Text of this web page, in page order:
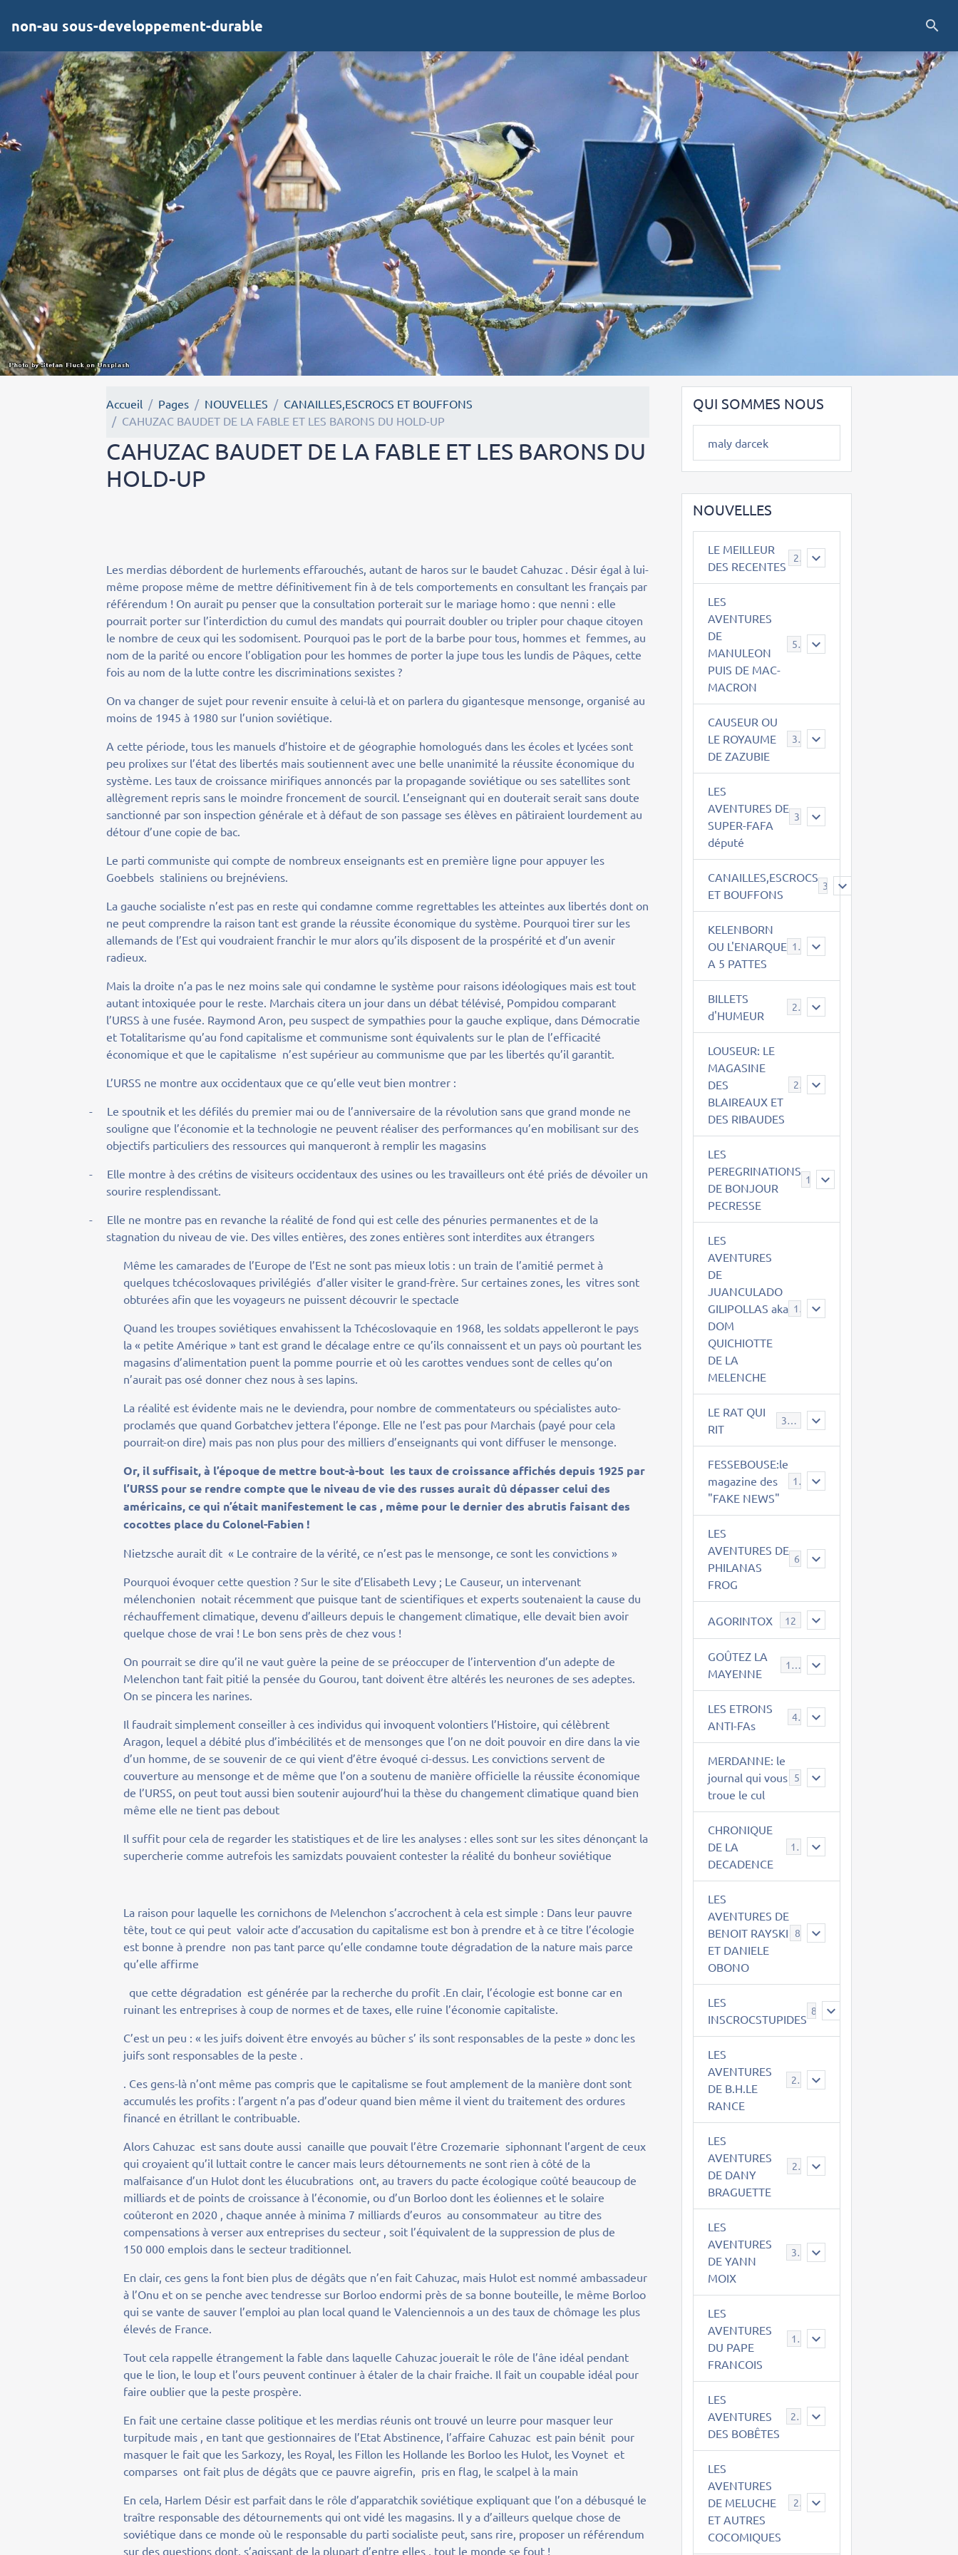
non-au sous-developpement-durable
Accueil Pages NOUVELLES
CANAILLES,ESCROCS ET BOUFFONS
CAHUZAC BAUDET DE LA FABLE ET LES BARONS DU HOLD-UP
CAHUZAC BAUDET DE LA FABLE ET LES BARONS DU
HOLD-UP
Les merdias débordent de hurlements effarouchés, autant de haros sur le baudet Cahuzac . Désir égal à lui-
même propose même de mettre définitivement fin à de tels comportements en consultant les français par
référendum ! On aurait pu penser que la consultation porterait sur le mariage homo : que nenni : elle
pourrait porter sur l’interdiction du cumul des mandats qui pourrait doubler ou tripler pour chaque citoyen
le nombre de ceux qui les sodomisent. Pourquoi pas le port de la barbe pour tous, hommes et femmes, au
nom de la parité ou encore l’obligation pour les hommes de porter la jupe tous les lundis de Pâques, cette
fois au nom de la lutte contre les discriminations sexistes ?
On va changer de sujet pour revenir ensuite à celui-là et on parlera du gigantesque mensonge, organisé au
moins de 1945 à 1980 sur l’union soviétique.
A cette période, tous les manuels d’histoire et de géographie homologués dans les écoles et lycées sont
peu prolixes sur l’état des libertés mais soutiennent avec une belle unanimité la réussite économique du
système. Les taux de croissance mirifiques annoncés par la propagande soviétique ou ses satellites sont
allègrement repris sans le moindre froncement de sourcil. L’enseignant qui en douterait serait sans doute
sanctionné par son inspection générale et à défaut de son passage ses élèves en pâtiraient lourdement au
détour d’une copie de bac.
Le parti communiste qui compte de nombreux enseignants est en première ligne pour appuyer les
Goebbels staliniens ou brejnéviens.
La gauche socialiste n’est pas en reste qui condamne comme regrettables les atteintes aux libertés dont on
ne peut comprendre la raison tant est grande la réussite économique du système. Pourquoi tirer sur les
allemands de l’Est qui voudraient franchir le mur alors qu’ils disposent de la prospérité et d’un avenir
radieux.
Mais la droite n’a pas le nez moins sale qui condamne le système pour raisons idéologiques mais est tout
autant intoxiquée pour le reste. Marchais citera un jour dans un débat télévisé, Pompidou comparant
l’URSS à une fusée. Raymond Aron, peu suspect de sympathies pour la gauche explique, dans Démocratie
et Totalitarisme qu’au fond capitalisme et communisme sont équivalents sur le plan de l’efficacité
économique et que le capitalisme n’est supérieur au communisme que par les libertés qu’il garantit.
L’URSS ne montre aux occidentaux que ce qu’elle veut bien montrer :
-
Le spoutnik et les défilés du premier mai ou de l’anniversaire de la révolution sans que grand monde ne
souligne que l’économie et la technologie ne peuvent réaliser des performances qu’en mobilisant sur des
objectifs particuliers des ressources qui manqueront à remplir les magasins
-
Elle montre à des crétins de visiteurs occidentaux des usines ou les travailleurs ont été priés de dévoiler un
sourire resplendissant.
-
Elle ne montre pas en revanche la réalité de fond qui est celle des pénuries permanentes et de la
stagnation du niveau de vie. Des villes entières, des zones entières sont interdites aux étrangers
Même les camarades de l’Europe de l’Est ne sont pas mieux lotis : un train de l’amitié permet à
quelques tchécoslovaques privilégiés d’aller visiter le grand-frère. Sur certaines zones, les vitres sont
obturées afin que les voyageurs ne puissent découvrir le spectacle
Quand les troupes soviétiques envahissent la Tchécoslovaquie en 1968, les soldats appelleront le pays
la « petite Amérique » tant est grand le décalage entre ce qu’ils connaissent et un pays où pourtant les
magasins d’alimentation puent la pomme pourrie et où les carottes vendues sont de celles qu’on
n’aurait pas osé donner chez nous à ses lapins.
La réalité est évidente mais ne le deviendra, pour nombre de commentateurs ou spécialistes auto-
proclamés que quand Gorbatchev jettera l’éponge. Elle ne l’est pas pour Marchais (payé pour cela
pourrait-on dire) mais pas non plus pour des milliers d’enseignants qui vont diffuser le mensonge.
Or, il suffisait, à l’époque de mettre bout-à-bout les taux de croissance affichés depuis 1925 par
l’URSS pour se rendre compte que le niveau de vie des russes aurait dû dépasser celui des
américains, ce qui n’était manifestement le cas , même pour le dernier des abrutis faisant des
cocottes place du Colonel-Fabien !
Nietzsche aurait dit « Le contraire de la vérité, ce n’est pas le mensonge, ce sont les convictions »
Pourquoi évoquer cette question ? Sur le site d’Elisabeth Levy ; Le Causeur, un intervenant
mélenchonien notait récemment que puisque tant de scientifiques et experts soutenaient la cause du
réchauffement climatique, devenu d’ailleurs depuis le changement climatique, elle devait bien avoir
quelque chose de vrai ! Le bon sens près de chez vous !
On pourrait se dire qu’il ne vaut guère la peine de se préoccuper de l’intervention d’un adepte de
Melenchon tant fait pitié la pensée du Gourou, tant doivent être altérés les neurones de ses adeptes.
On se pincera les narines.
Il faudrait simplement conseiller à ces individus qui invoquent volontiers l’Histoire, qui célèbrent
Aragon, lequel a débité plus d’imbécilités et de mensonges que l’on ne doit pouvoir en dire dans la vie
d’un homme, de se souvenir de ce qui vient d’être évoqué ci-dessus. Les convictions servent de
couverture au mensonge et de même que l’on a soutenu de manière officielle la réussite économique
de l’URSS, on peut tout aussi bien soutenir aujourd’hui la thèse du changement climatique quand bien
même elle ne tient pas debout
Il suffit pour cela de regarder les statistiques et de lire les analyses : elles sont sur les sites dénonçant la
supercherie comme autrefois les samizdats pouvaient contester la réalité du bonheur soviétique
La raison pour laquelle les cornichons de Melenchon s’accrochent à cela est simple : Dans leur pauvre
tête, tout ce qui peut valoir acte d’accusation du capitalisme est bon à prendre et à ce titre l’écologie
est bonne à prendre non pas tant parce qu’elle condamne toute dégradation de la nature mais parce
qu’elle affirme
que cette dégradation est générée par la recherche du profit .En clair, l’écologie est bonne car en
ruinant les entreprises à coup de normes et de taxes, elle ruine l’économie capitaliste.
C’est un peu : « les juifs doivent être envoyés au bûcher s’ ils sont responsables de la peste » donc les
juifs sont responsables de la peste .
. Ces gens-là n’ont même pas compris que le capitalisme se fout amplement de la manière dont sont
accumulés les profits : l’argent n’a pas d’odeur quand bien même il vient du traitement des ordures
financé en étrillant le contribuable.
Alors Cahuzac est sans doute aussi canaille que pouvait l’être Crozemarie siphonnant l’argent de ceux
qui croyaient qu’il luttait contre le cancer mais leurs détournements ne sont rien à côté de la
malfaisance d’un Hulot dont les élucubrations ont, au travers du pacte écologique coûté beaucoup de
milliards et de points de croissance à l’économie, ou d’un Borloo dont les éoliennes et le solaire
coûteront en 2020 , chaque année à minima 7 milliards d’euros au consommateur au titre des
compensations à verser aux entreprises du secteur , soit l’équivalent de la suppression de plus de
150 000 emplois dans le secteur traditionnel.
En clair, ces gens la font bien plus de dégâts que n’en fait Cahuzac, mais Hulot est nommé ambassadeur
à l’Onu et on se penche avec tendresse sur Borloo endormi près de sa bonne bouteille, le même Borloo
qui se vante de sauver l’emploi au plan local quand le Valenciennois a un des taux de chômage les plus
élevés de France.
Tout cela rappelle étrangement la fable dans laquelle Cahuzac jouerait le rôle de l’âne idéal pendant
que le lion, le loup et l’ours peuvent continuer à étaler de la chair fraiche. Il fait un coupable idéal pour
faire oublier que la peste prospère.
En fait une certaine classe politique et les merdias réunis ont trouvé un leurre pour masquer leur
turpitude mais , en tant que gestionnaires de l’Etat Abstinence, l’affaire Cahuzac est pain bénit pour
masquer le fait que les Sarkozy, les Royal, les Fillon les Hollande les Borloo les Hulot, les Voynet et
comparses ont fait plus de dégâts que ce pauvre aigrefin, pris en flag, le scalpel à la main
En cela, Harlem Désir est parfait dans le rôle d’apparatchik soviétique expliquant que l’on a débusqué le
traître responsable des détournements qui ont vidé les magasins. Il y a d’ailleurs quelque chose de
soviétique dans ce monde où le responsable du parti socialiste peut, sans rire, proposer un référendum
sur des questions dont, s’agissant de la plupart d’entre elles , tout le monde se fout !
QUI SOMMES NOUS
maly darcek
NOUVELLES
LE MEILLEUR
DES RECENTES
2
LES
AVENTURES
DE
MANULEON
PUIS DE MAC-
MACRON
543
CAUSEUR OU
LE ROYAUME
DE ZAZUBIE
38
LES
AVENTURES DE
SUPER-FAFA
député
CANAILLES,ESCROCS
ET BOUFFONS
385
KELENBORN
OU L'ENARQUE
A 5 PATTES
14
BILLETS
d'HUMEUR
2
LOUSEUR: LE
MAGASINE
DES
BLAIREAUX ET
DES RIBAUDES
21
LES
PEREGRINATIONS
DE BONJOUR
PECRESSE
14
LES
AVENTURES
DE
JUANCULADO
GILIPOLLAS aka
DOM
QUICHIOTTE
DE LA
MELENCHE
119
LE RAT QUI
RIT
395
FESSEBOUSE:le
magazine des
"FAKE NEWS"
19
LES
AVENTURES DE
PHILANAS
FROG
AGORINTOX 12
GOÛTEZ LA
MAYENNE
189
LES ETRONS
ANTI-FAs
4
MERDANNE: le
journal qui vous
troue le cul
CHRONIQUE
DE LA
DECADENCE
12
LES
AVENTURES DE
BENOIT RAYSKI
ET DANIELE
OBONO
LES
INSCROCSTUPIDES
8
LES
AVENTURES
DE B.H.LE
RANCE
21
LES
AVENTURES
DE DANY
BRAGUETTE
29
LES
AVENTURES
DE YANN
MOIX
39
LES
AVENTURES
DU PAPE
FRANCOIS
15
LES
AVENTURES
DES BOBÊTES
23
LES
AVENTURES
DE MELUCHE
ET AUTRES
COCOMIQUES
22